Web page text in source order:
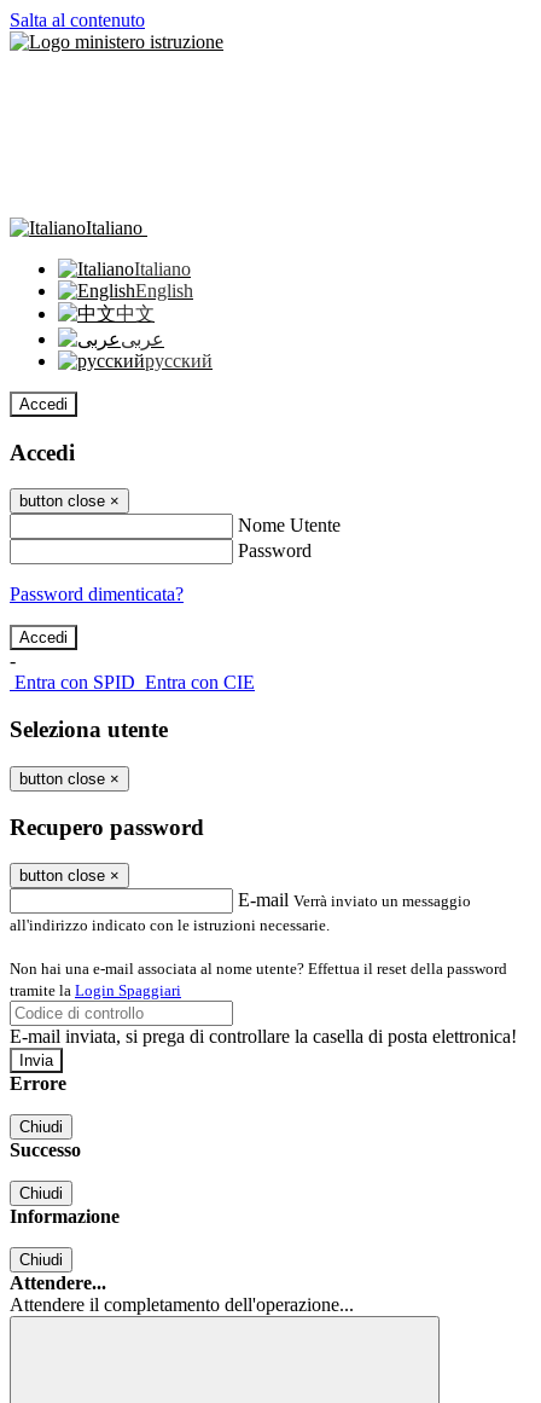
Salta al contenuto
Italiano
Italiano
English
中文
عربى
русский
Accedi
Accedi
button close ×
Nome Utente
Password
Password dimenticata?
-
Entra con SPID Entra con CIE
Seleziona utente
button close ×
Recupero password
button close ×
E-mail Verrà inviato un messaggio
all'indirizzo indicato con le istruzioni necessarie.
Non hai una e-mail associata al nome utente? Effettua il reset della password
tramite la Login Spaggiari
E-mail inviata, si prega di controllare la casella di posta elettronica!
Errore
Chiudi
Successo
Chiudi
Informazione
Chiudi
Attendere...
Attendere il completamento dell'operazione...